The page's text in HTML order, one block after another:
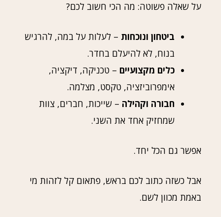
על שאלה פשוטה: מה הכי חשוב לכם?
ביטחון ונוכחות – לעלות על במה, להרגיש
בנוח, לא להיעלם בחדר.
כלים מקצועיים – טכניקה, דיקציה,
אימפרוביזציה, טקסט, מצלמה.
חבורה וקהילה – שייכות, חברים, צוות
שמחזיק אחד את השני.
אפשר גם הכל יחד.
אבל כשזה כתוב לכם בראש, פתאום קל לזהות מי
באמת מכוון לשם.